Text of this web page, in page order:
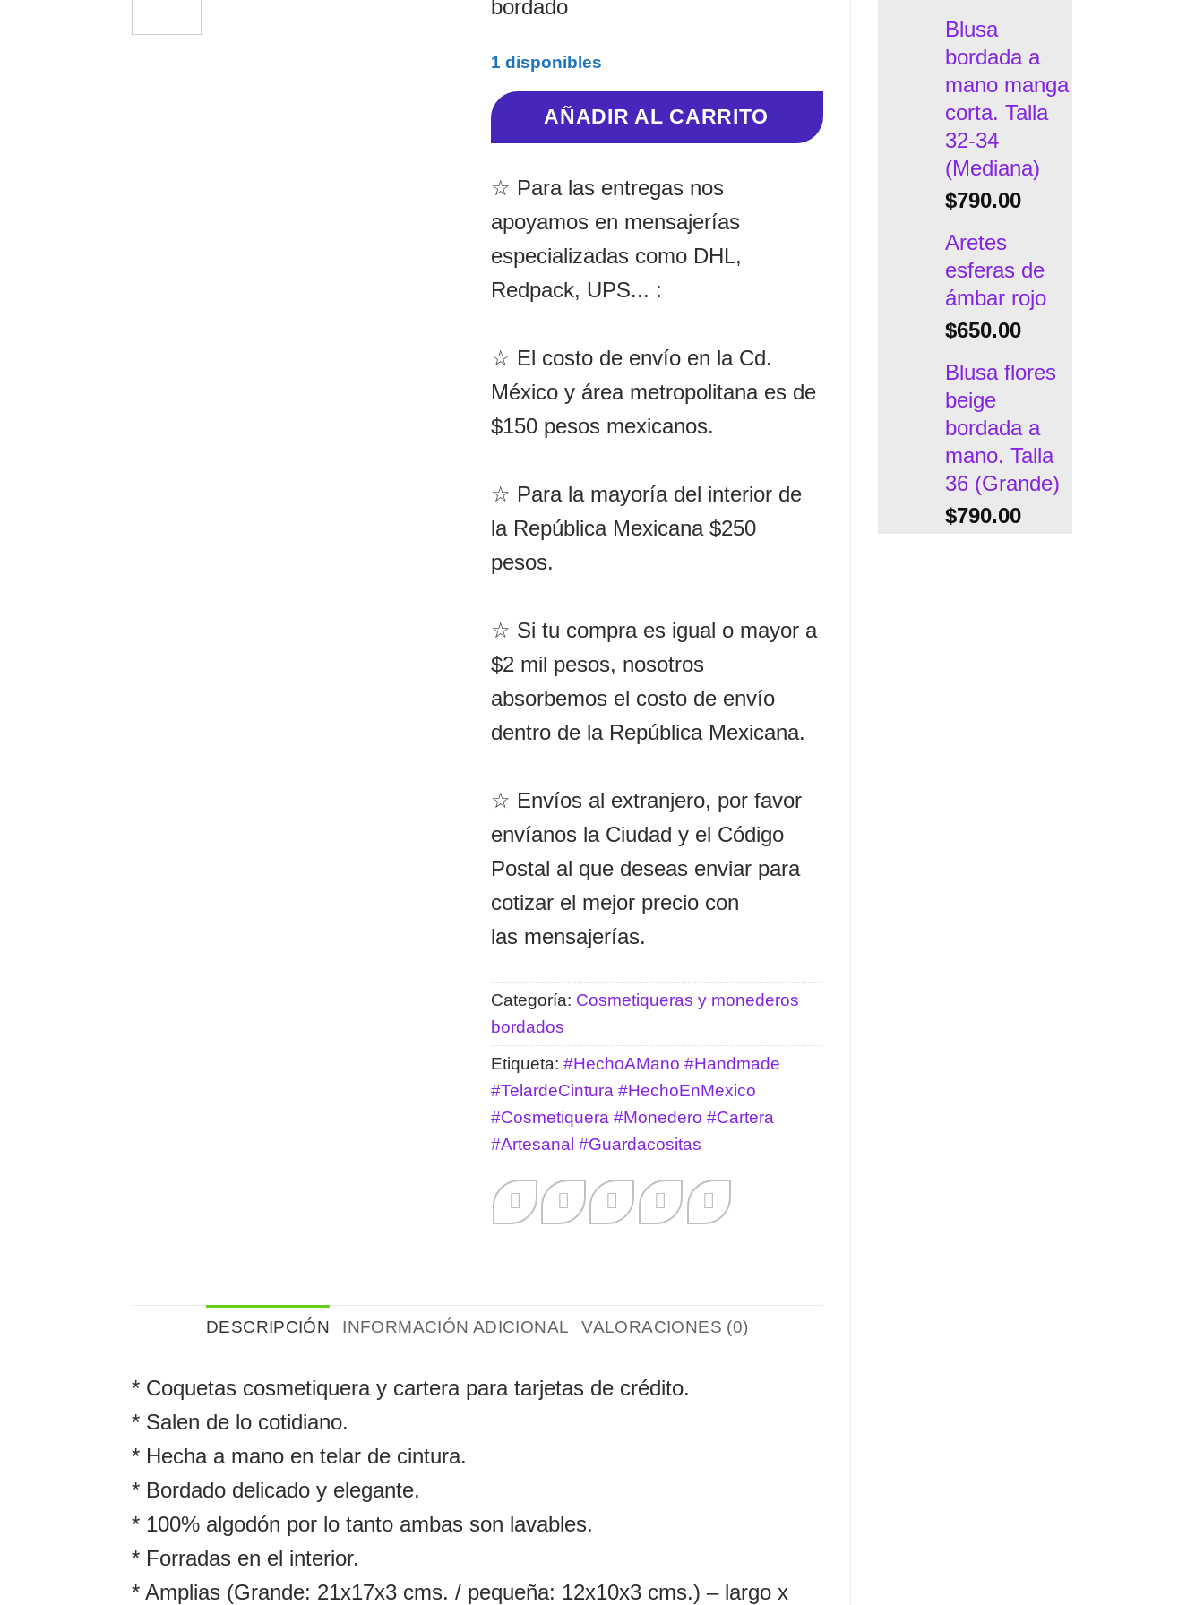
Blusa
bordada a
mano manga
corta. Talla
32-34
(Mediana)
$790.00
Aretes
esferas de
ámbar rojo
$650.00
Blusa flores
beige
bordada a
mano. Talla
36 (Grande)
$790.00
bordado
1 disponibles
AÑADIR AL CARRITO
☆ Para las entregas nos
apoyamos en mensajerías
especializadas como DHL,
Redpack, UPS... :
☆ El costo de envío en la Cd.
México y área metropolitana es de
$150 pesos mexicanos.
☆ Para la mayoría del interior de
la República Mexicana $250
pesos.
☆ Si tu compra es igual o mayor a
$2 mil pesos, nosotros
absorbemos el costo de envío
dentro de la República Mexicana.
☆ Envíos al extranjero, por favor
envíanos la Ciudad y el Código
Postal al que deseas enviar para
cotizar el mejor precio con
las mensajerías.
Categoría: Cosmetiqueras y monederos
bordados
Etiqueta: #HechoAMano #Handmade
#TelardeCintura #HechoEnMexico
#Cosmetiquera #Monedero #Cartera
#Artesanal #Guardacositas
DESCRIPCIÓN INFORMACIÓN ADICIONAL VALORACIONES (0)
* Coquetas cosmetiquera y cartera para tarjetas de crédito.
* Salen de lo cotidiano.
* Hecha a mano en telar de cintura.
* Bordado delicado y elegante.
* 100% algodón por lo tanto ambas son lavables.
* Forradas en el interior.
* Amplias (Grande: 21x17x3 cms. / pequeña: 12x10x3 cms.) – largo x